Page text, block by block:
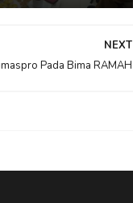
NEXT
Pada Bima RAMAH